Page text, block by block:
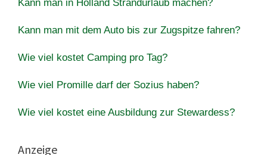
Kann man in Holland Strandurlaub machen?
Kann man mit dem Auto bis zur Zugspitze fahren?
Wie viel kostet Camping pro Tag?
Wie viel Promille darf der Sozius haben?
Wie viel kostet eine Ausbildung zur Stewardess?
Anzeige